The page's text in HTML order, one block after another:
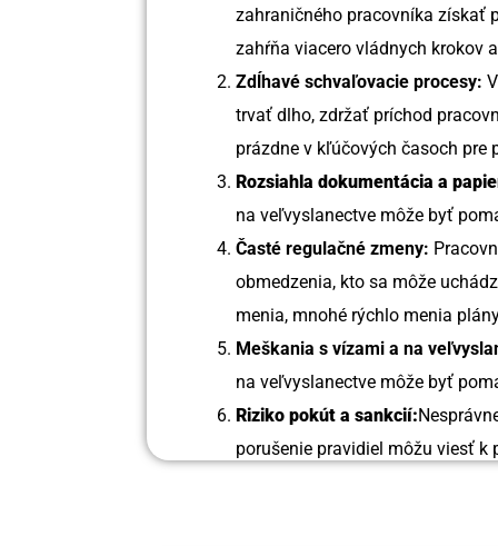
zahraničného pracovníka získať
zahŕňa viacero vládnych krokov
Zdĺhavé schvaľovacie procesy:
trvať dlho, zdržať príchod
prázdne v kľúčových časoch pre
Rozsiahla dokumentácia a
na veľvyslanectve môže byť
Časté regulačné zmeny:
obmedzenia, kto sa môže
menia, mnohé rýchlo menia
Meškania s vízami a na
na veľvyslanectve môže byť
Riziko pokút a sankcií:
porušenie pravidiel môžu viesť